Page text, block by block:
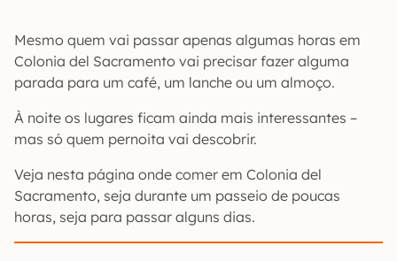
Mesmo quem vai passar apenas algumas horas em
Colonia del Sacramento vai precisar fazer alguma
parada para um café, um lanche ou um almoço.
À noite os lugares ficam ainda mais interessantes –
mas só quem pernoita vai descobrir.
Veja nesta página onde comer em Colonia del
Sacramento, seja durante um passeio de poucas
horas, seja para passar alguns dias.